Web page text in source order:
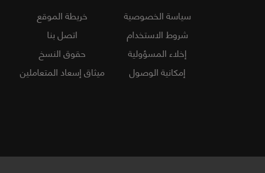
سياسة الخصوصية
خريطة الموقع
شروط الاستخدام
اتصل بنا
إخلاء المسؤولية
حقوق النسخ
إمكانية الوصول
ميثاق إسعاد المتعاملين